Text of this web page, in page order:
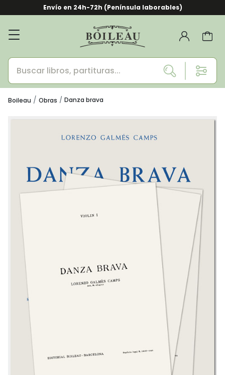
Envío en 24h-72h (Península laborables)
Boileau Obras Danza brava